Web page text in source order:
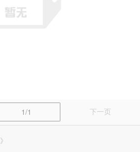
1/1 下一页
》